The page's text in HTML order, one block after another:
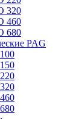
320
460
680
PAG